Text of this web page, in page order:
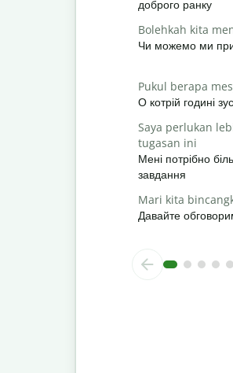
доброго ранку
Bolehkah kita
Чи можемо ми
Pukul berapa
О котрій годині
Saya perlukan
tugasan ini
Мені потрібно
завдання
Mari kita
Давайте